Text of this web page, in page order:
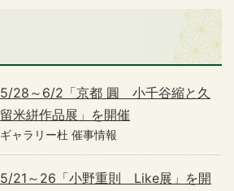
5/28～6/2「京都 圓 小千谷縮と久
留米絣作品展」を開催
ギャラリー杜 催事情報
5/21～26「小野重則 Like展」を開